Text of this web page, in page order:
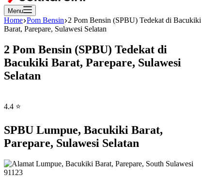
Menu
Home Pom Bensin 2 Pom Bensin (SPBU) Tedekat di Bacukiki
Barat, Parepare, Sulawesi Selatan
2 Pom Bensin (SPBU) Tedekat di
Bacukiki Barat, Parepare, Sulawesi
Selatan
4.4 ⭐
SPBU Lumpue, Bacukiki Barat,
Parepare, Sulawesi Selatan
Lumpue, Bacukiki Barat, Parepare, South Sulawesi
91123